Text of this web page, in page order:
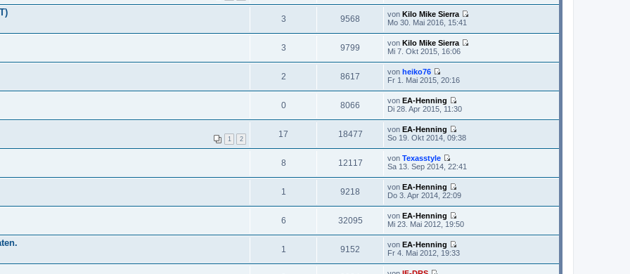
r
i
t
r
a
g
t
r
e
s
t
e
r
i
t
r
a
g
3 9568 von Kilo Mike Sierra
t
r
Mo 30. Mai 2016, 15:41
3 9799 von Kilo Mike Sierra
t
r
Mi 7. Okt 2015, 16:06
2 8617 von heiko76
N
e
s
t
e
r
e
i
t
r
a
g
Fr 1. Mai 2015, 20:16
0 8066 von EA-Henning
N
s
t
r
i
t
r
g
Di 28. Apr 2015, 11:30
1 2 17 18477 von EA-Henning
N
s
t
r
i
t
r
g
So 19. Okt 2014, 09:38
8 12117 von Texasstyle
N
u
e
s
t
e
r
e
i
t
r
Sa 13. Sep 2014, 22:41
1 9218 von EA-Henning
N
s
t
r
Do 3. Apr 2014, 22:09
6 32095 von EA-Henning
N
s
t
Mi 23. Mai 2012, 19:50
1 9152 von EA-Henning
N
Fr 4. Mai 2012, 19:33